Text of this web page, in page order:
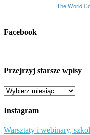
Facebook
Przejrzyj starsze wpisy
Przejrzyj
wpisy
Instagram
Warsztaty i webinary,